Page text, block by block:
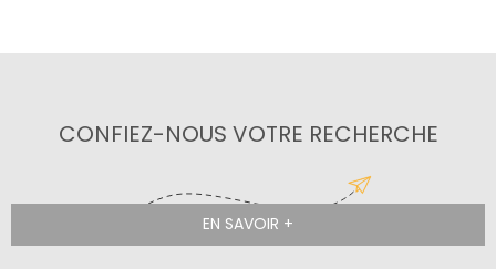
CONFIEZ-NOUS VOTRE RECHERCHE
EN SAVOIR +